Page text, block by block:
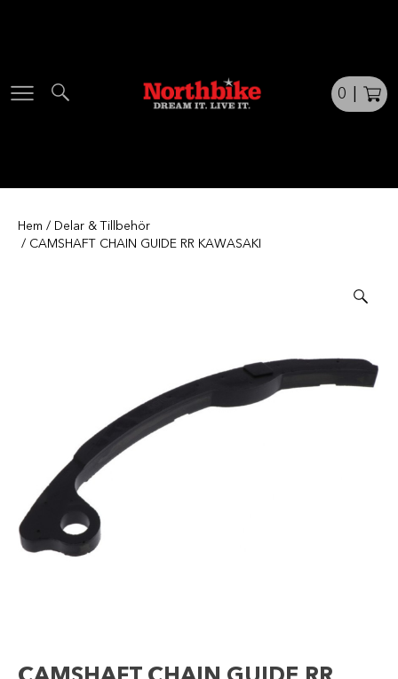
0
Hem / Delar & Tillbehör
/ CAMSHAFT CHAIN GUIDE RR KAWASAKI